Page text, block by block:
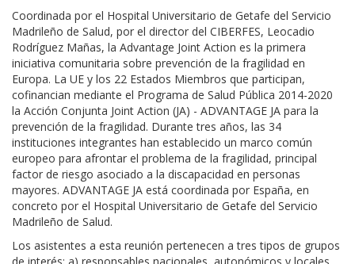
Coordinada por el Hospital Universitario de Getafe del Servicio
Madrileño de Salud, por el director del CIBERFES, Leocadio
Rodríguez Mañas, la Advantage Joint Action es la primera
iniciativa comunitaria sobre prevención de la fragilidad en
Europa. La UE y los 22 Estados Miembros que participan,
cofinancian mediante el Programa de Salud Pública 2014-2020
la Acción Conjunta Joint Action (JA) - ADVANTAGE JA para la
prevención de la fragilidad. Durante tres años, las 34
instituciones integrantes han establecido un marco común
europeo para afrontar el problema de la fragilidad, principal
factor de riesgo asociado a la discapacidad en personas
mayores. ADVANTAGE JA está coordinada por España, en
concreto por el Hospital Universitario de Getafe del Servicio
Madrileño de Salud.
Los asistentes a esta reunión pertenecen a tres tipos de grupos